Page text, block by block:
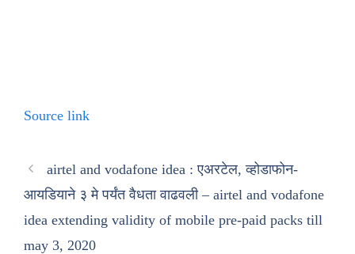
Source link
airtel and vodafone idea : एअरटेल, व्होडाफोन-
आयडियाने ३ मे पर्यंत वैधता वाढवली – airtel and vodafone
idea extending validity of mobile pre-paid packs till
may 3, 2020